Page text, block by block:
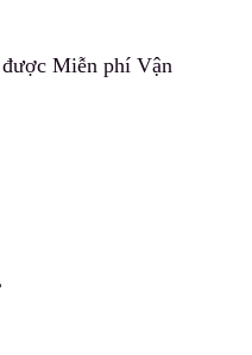
được Miễn phí Vận